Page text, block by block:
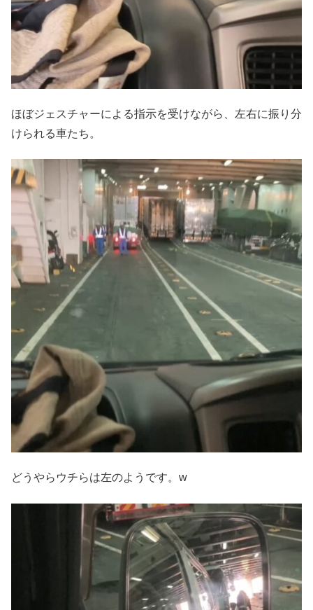
ほぼジェスチャーによる指示を受けながら、左右に振り分
けられる車たち。
どうやらウチらは左のようです。w